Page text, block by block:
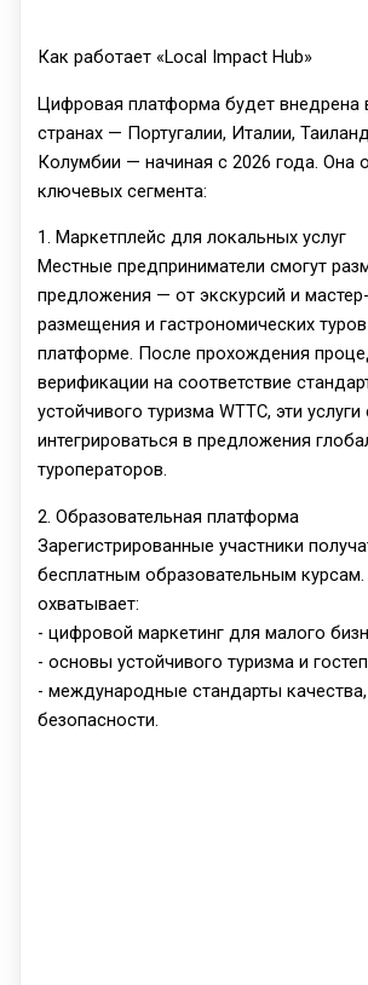
Как работает «Local Impact Hub»
Цифровая платформа будет внедрена
странах — Португалии, Италии,
Колумбии — начиная с 2026 года. Она
ключевых сегмента:
1. Маркетплейс для локальных услуг
Местные предприниматели смогут
предложения — от экскурсий и
размещения и гастрономических
платформе. После прохождения
верификации на соответствие
устойчивого туризма WTTC, эти услуги
интегрироваться в предложения
туроператоров.
2. Образовательная платформа
Зарегистрированные участники
бесплатным образовательным
охватывает:
- цифровой маркетинг для малого
- основы устойчивого туризма и
- международные стандарты качества,
безопасности.